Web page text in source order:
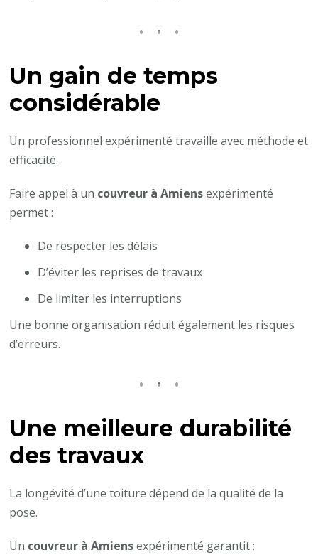
Un gain de temps
considérable
Un professionnel expérimenté travaille avec méthode et
efficacité.
Faire appel à un couvreur à Amiensexpérimenté
permet :
De respecter les délais
D’éviter les reprises de travaux
De limiter les interruptions
Une bonne organisation réduit également les risques
d’erreurs.
Une meilleure durabilité
des travaux
La longévité d’une toiture dépend de la qualité de la
pose.
Un couvreur à Amiensexpérimenté garantit :